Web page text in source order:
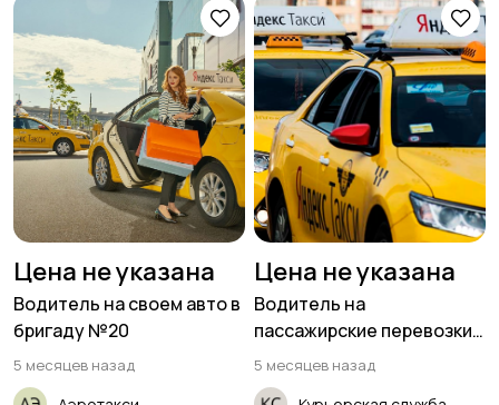
Цена не указана
Водитель на своем авто в
бригаду №20
5 месяцев назад
Цена не указана
Водитель на
пассажирские перевозки
(ищем женщин)
5 месяцев назад